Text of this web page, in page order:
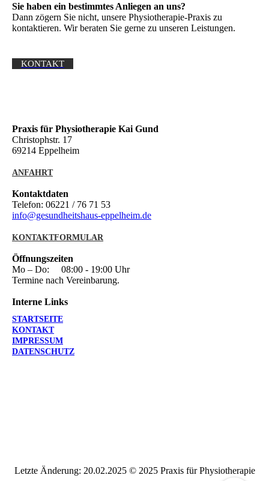
Sie haben ein bestimmtes Anliegen an uns?
Dann zögern Sie nicht, unsere Physiotherapie-Praxis zu
kontaktieren. Wir beraten Sie gerne zu unseren Leistungen.
KONTAKT
Praxis für Physiotherapie Kai Gund
Christophstr. 17
69214 Eppelheim
ANFAHRT
Kontaktdaten
Telefon: 06221 / 76 71 53
info@gesundheitshaus-eppelheim.de
KONTAKTFORMULAR
Öffnungszeiten
Mo – Do: 08:00 - 19:00 Uhr
Termine nach Vereinbarung.
Interne Links
STARTSEITE
KONTAKT
IMPRESSUM
DATENSCHUTZ
Letzte Änderung: 20.02.2025 © 2025 Praxis für Physiotherapie